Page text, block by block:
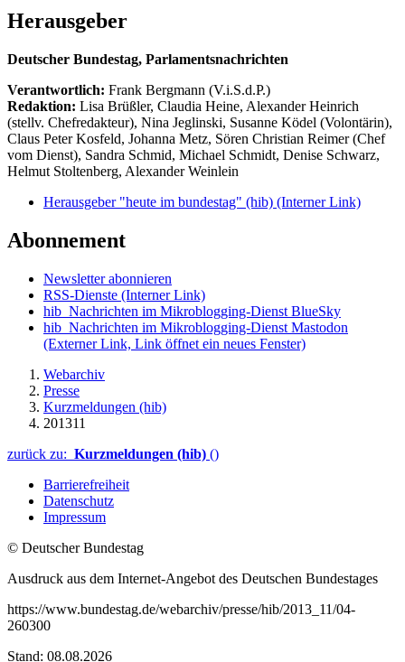
Herausgeber
Deutscher Bundestag, Parlamentsnachrichten
Verantwortlich: Frank Bergmann (V.i.S.d.P.)
Redaktion: Lisa Brüßler, Claudia Heine, Alexander Heinrich
(stellv. Chefredakteur), Nina Jeglinski, Susanne Ködel (Volontärin),
Claus Peter Kosfeld, Johanna Metz, Sören Christian Reimer (Chef
vom Dienst), Sandra Schmid, Michael Schmidt, Denise Schwarz,
Helmut Stoltenberg, Alexander Weinlein
Herausgeber "heute im bundestag" (hib) (Interner Link)
Abonnement
Newsletter abonnieren
RSS-Dienste (Interner Link)
hib_Nachrichten im Mikroblogging-Dienst BlueSky
hib_Nachrichten im Mikroblogging-Dienst Mastodon
(Externer Link, Link öffnet ein neues Fenster)
Webarchiv
Presse
Kurzmeldungen (hib)
201311
zurück zu: Kurzmeldungen (hib) ()
Barrierefreiheit
Datenschutz
Impressum
© Deutscher Bundestag
Ausdruck aus dem Internet-Angebot des Deutschen Bundestages
https://www.bundestag.de/webarchiv/presse/hib/2013_11/04-
260300
Stand: 08.08.2026